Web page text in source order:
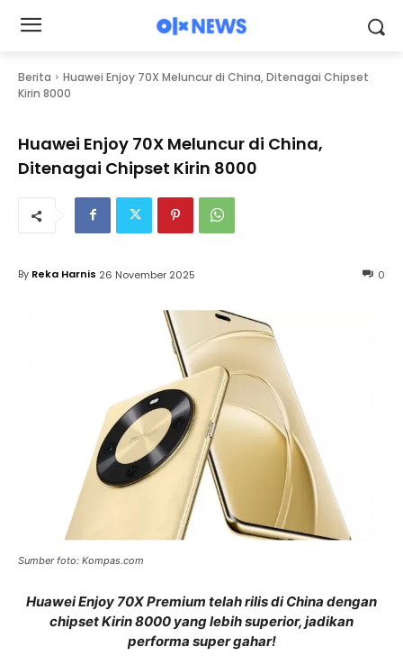
Berita
Huawei Enjoy 70X Meluncur di China, Ditenagai Chipset
Kirin 8000
Huawei Enjoy 70X Meluncur di China,
Ditenagai Chipset Kirin 8000
0
By Reka Harnis 26 November 2025
Sumber foto: Kompas.com
Huawei Enjoy 70X Premium telah rilis di China dengan
chipset Kirin 8000 yang lebih superior, jadikan
performa super gahar!